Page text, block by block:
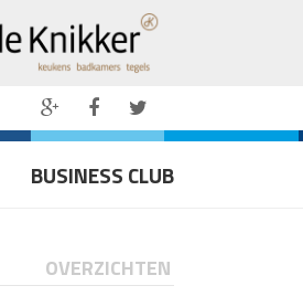
BUSINESS CLUB
OVERZICHTEN